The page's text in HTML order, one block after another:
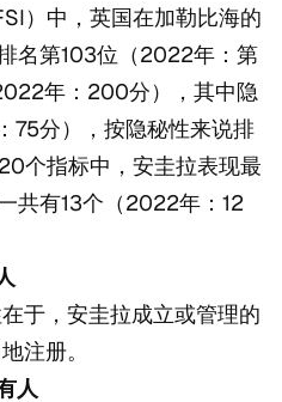
）中，英国在加勒比海的
名第103位（2022年：第
年：200分），其中隐
75分），按隐秘性来说排
个指标中，安圭拉表现最
共有13个（2022年：12
于，安圭拉成立或管理的
注册。
人